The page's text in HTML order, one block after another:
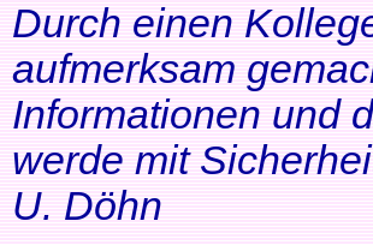
Durch einen
aufmerksam
Informationen und
werde mit
U. Döhn